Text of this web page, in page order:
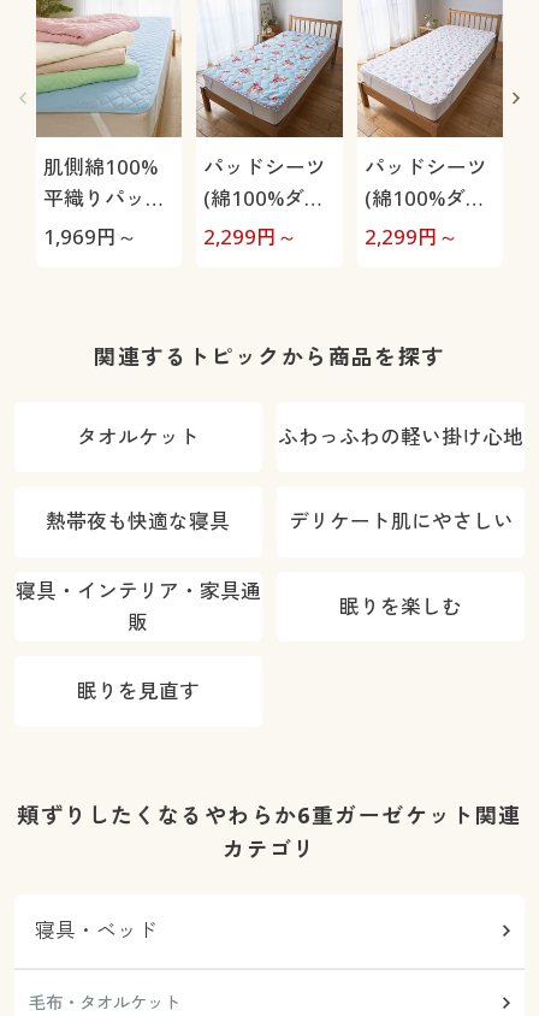
肌側綿100%
平織りパッド
シーツ
1,969円～
パッドシーツ
(綿100%ダブ
ルガーゼ・花
2,299円～
パッドシーツ
(綿100%ダブ
ルガーゼ・パ
2,299円～
関連するトピックから商品を探す
タオルケット ふわっふわの軽い掛け心地
熱帯夜も快適な寝具 デリケート肌にやさしい
寝具・インテリア・家具通
販
眠りを楽しむ
眠りを見直す
頬ずりしたくなるやわらか6重ガーゼケット関連
カテゴリ
寝具・ベッド
毛布・タオルケット